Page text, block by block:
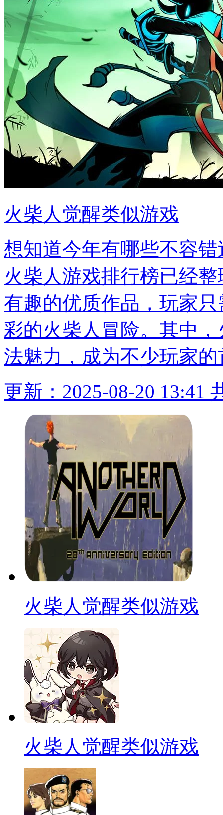
火柴人觉醒类似游戏
想知道今年有哪些不容
火柴人游戏排行榜已经
有趣的优质作品，玩家
彩的火柴人冒险。其中
法魅力，成为不少玩家的
更新：2025-08-20 13:41
火柴人觉醒类似游戏
火柴人觉醒类似游戏